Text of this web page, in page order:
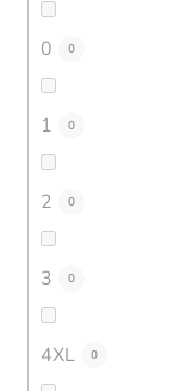
0 0
1 0
2 0
3 0
4XL 0